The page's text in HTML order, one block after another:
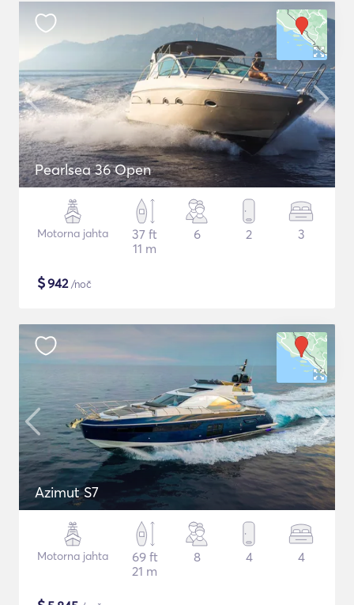
Pearlsea 36 Open
Motorna jahta
37 ft
11 m
6 2 3
$942/noč
Azimut S7
Motorna jahta
69 ft
21 m
8 4 4